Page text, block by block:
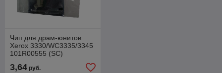
Чип для драм-юнитов
Xerox 3330/WC3335/3345
101R00555 (SC)
3,64 руб.